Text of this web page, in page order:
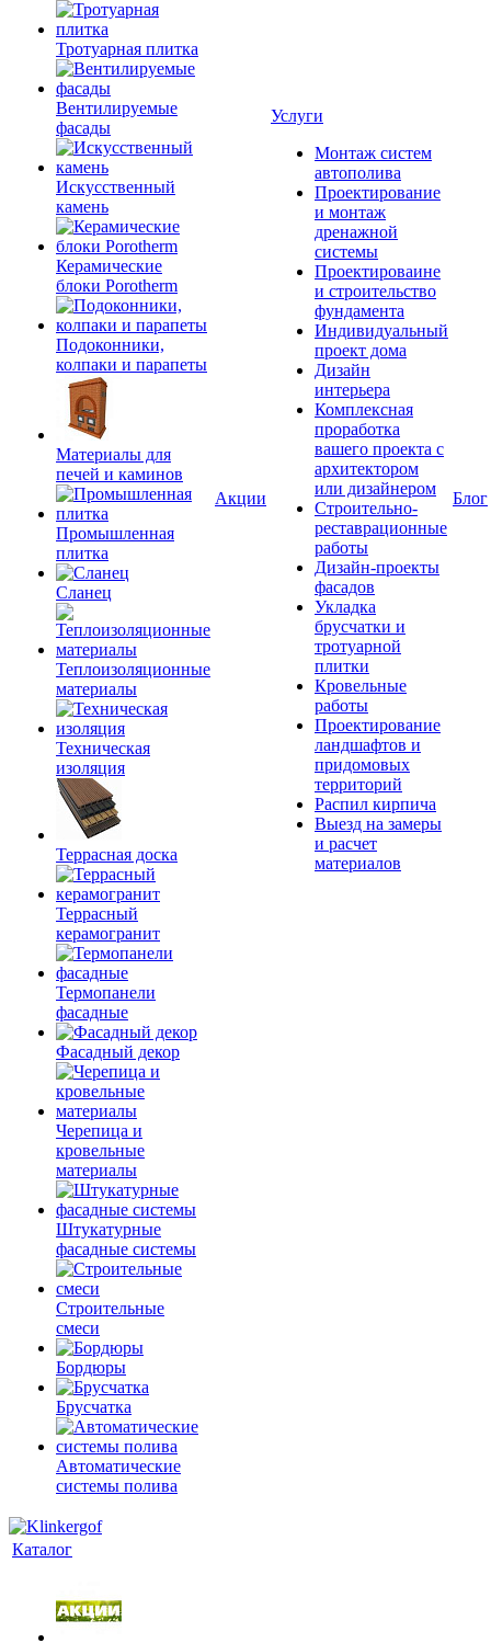
Тротуарная плитка
Вентилируемые
фасады
Искусственный
камень
Керамические
блоки Porotherm
Подоконники,
колпаки и парапеты
Материалы для
печей и каминов
Промышленная
плитка
Сланец
Теплоизоляционные
материалы
Техническая
изоляция
Террасная доска
Террасный
керамогранит
Термопанели
фасадные
Фасадный декор
Черепица и
кровельные
материалы
Штукатурные
фасадные системы
Строительные
смеси
Бордюры
Брусчатка
Автоматические
системы полива
Акции
Услуги
Монтаж систем
автополива
Проектирование
и монтаж
дренажной
системы
Проектироваине
и строительство
фундамента
Индивидуальный
проект дома
Дизайн
интерьера
Комплексная
проработка
вашего проекта с
архитектором
или дизайнером
Строительно-
реставрационные
работы
Дизайн-проекты
фасадов
Укладка
брусчатки и
тротуарной
плитки
Кровельные
работы
Проектирование
ландшафтов и
придомовых
территорий
Распил кирпича
Выезд на замеры
и расчет
материалов
Блог
Каталог